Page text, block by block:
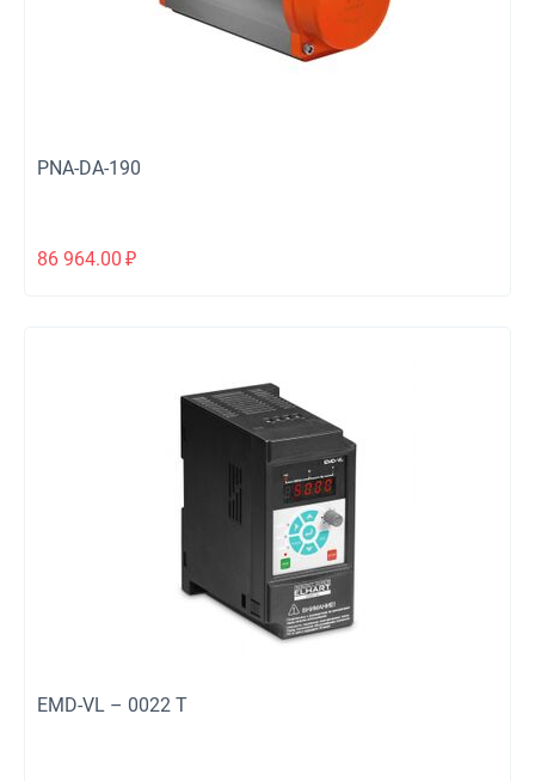
PNA-DA-190
86 964.00 ₽
EMD-VL – 0022 T